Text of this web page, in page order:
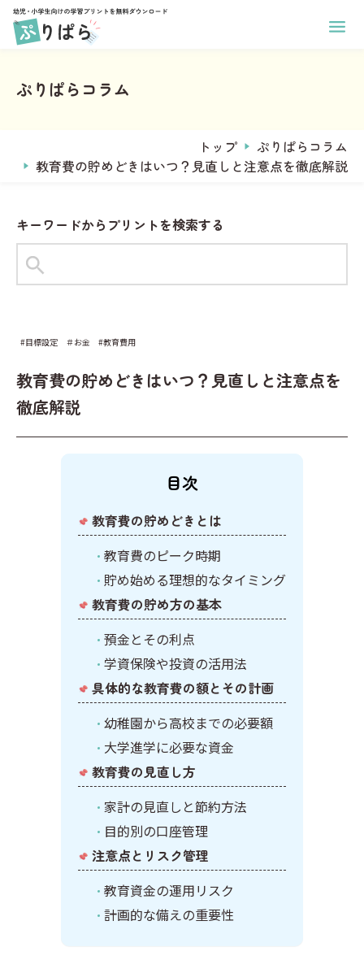
幼児向け学習プリント
あそび
まちがいさがし
学習
計画表
小学生向け学習プリント
2年生
4年生
6年生
教科
その他
ぷりぱらについて
コラム
おなまえプリント作成
サンタからのお手紙メーカー
タグからプリントを探す
キーワードからプリントを検索する
ぷりぱらコラム
トップ
ぷりぱらコラム
教育費の貯めどきはいつ？見直しと注意点を徹底解説
#目標設定 ＃お金 #教育費用
教育費の貯めどきはいつ？見直しと注意点を
徹底解説
目次
教育費の貯めどきとは
教育費のピーク時期
貯め始める理想的なタイミング
教育費の貯め方の基本
預金とその利点
学資保険や投資の活用法
具体的な教育費の額とその計画
幼稚園から高校までの必要額
大学進学に必要な資金
教育費の見直し方
家計の見直しと節約方法
目的別の口座管理
注意点とリスク管理
教育資金の運用リスク
計画的な備えの重要性
キーワードからプリントを検索する